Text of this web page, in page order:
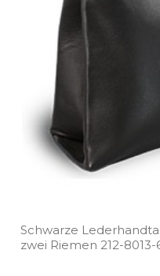
Schwarze
zwei Riemen 212­-8013­-